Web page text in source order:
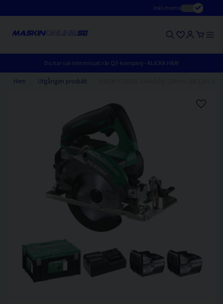
Inkl.moms
Du har väl inte missat vår Q3-kampanj - KLICKA HÄR!
Hem Utgången produkt